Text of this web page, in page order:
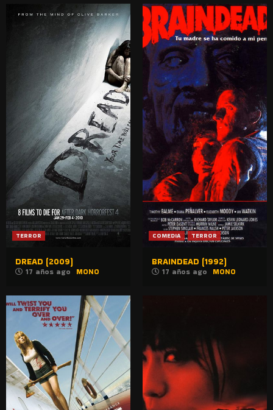
TERROR
DREAD (2009)
17 años ago MONO
COMEDIA TERROR
BRAINDEAD (1992)
17 años ago MONO